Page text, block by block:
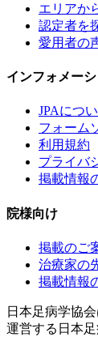
エリアか
認定者を
愛用者の
インフォメー
JPAにつ
フォーム
利用規約
プライバ
掲載情報
院様向け
掲載のご
治療家の
掲載情報
日本足病学協
運営する日本